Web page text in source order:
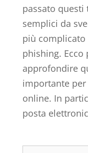
passato
semplici da
più complicato
phishing. Ecco
approfondire
importante per
online. In
posta